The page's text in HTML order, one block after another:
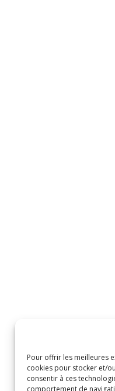
Pour offrir les meilleures
cookies pour stocker et/
consentir à ces
comportement de